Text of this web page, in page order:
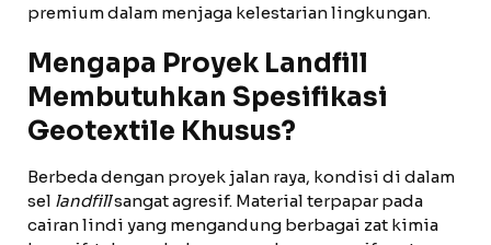
premium dalam menjaga kelestarian lingkungan.
Mengapa Proyek Landfill
Membutuhkan Spesifikasi
Geotextile Khusus?
Berbeda dengan proyek jalan raya, kondisi di dalam
sel landfillsangat agresif. Material terpapar pada
cairan lindi yang mengandung berbagai zat kimia